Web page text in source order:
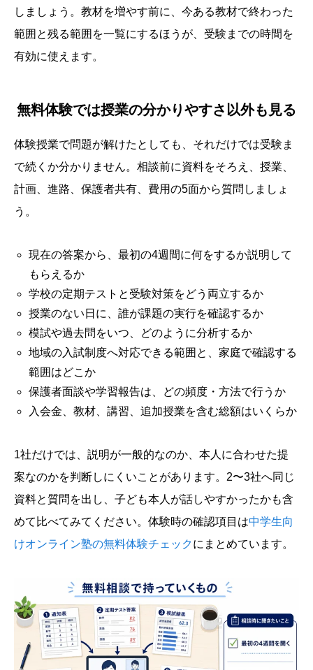
しましょう。教材を増やす前に、今ある教材で終わった
範囲と残る範囲を一覧にするほうが、受験までの時間を
有効に使えます。
無料体験では授業の分かりやすさ以外も見る
体験授業で問題が解けたとしても、それだけでは受験ま
で続くか分かりません。相談前に資料をそろえ、授業、
計画、進路、保護者共有、費用の5面から質問しましょ
う。
現在の答案から、最初の4週間に何をするか説明して
もらえるか
学校の定期テストと受験対策をどう両立するか
授業のない日に、誰が課題の実行を確認するか
模試や過去問をいつ、どのように分析するか
地域の入試制度へ対応できる範囲と、家庭で確認する
範囲はどこか
保護者面談や学習報告は、どの頻度・方法で行うか
入会金、教材、講習、追加授業を含む総額はいくらか
1社だけでは、説明が一般的なのか、本人に合わせた提
案なのかを判断しにくいことがあります。2〜3社へ同じ
資料と質問を出し、子ども本人が話しやすかったかも含
めて比べてみてください。体験時の確認項目は中学生向
けオンライン塾の無料体験チェックにまとめています。